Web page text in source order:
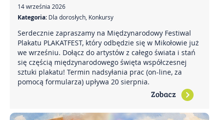
14 września 2026
Kategoria: Dla dorosłych, Konkursy
Serdecznie zapraszamy na Międzynarodowy Festiwal
Plakatu PLAKATFEST, który odbędzie się w Mikołowie już
we wrześniu. Dołącz do artystów z całego świata i stań
się częścią międzynarodowego święta współczesnej
sztuki plakatu! Termin nadsyłania prac (on-line, za
pomocą formularza) upływa 20 sierpnia.
Zobacz